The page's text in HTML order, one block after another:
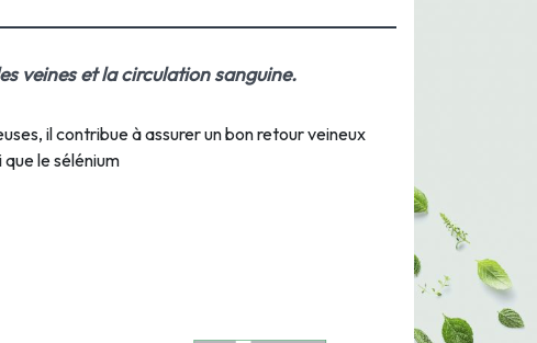
veines et la circulation sanguine.
il contribue à assurer un bon retour veineux
le sélénium